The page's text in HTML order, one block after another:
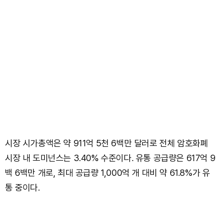
시장 시가총액은 약 911억 5천 6백만 달러로 전체 암호화폐
시장 내 도미넌스는 3.40% 수준이다. 유통 공급량은 617억 9
백 6백만 개로, 최대 공급량 1,000억 개 대비 약 61.8%가 유
통 중이다.